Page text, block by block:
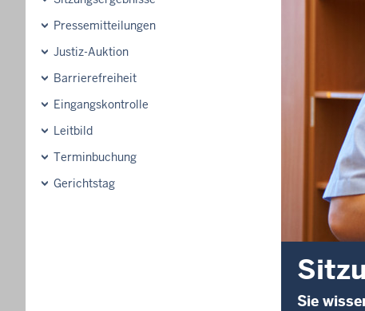
Pressemitteilungen
Justiz-Auktion
Barrierefreiheit
Eingangskontrolle
Leitbild
Terminbuchung
Gerichtstag
Sie